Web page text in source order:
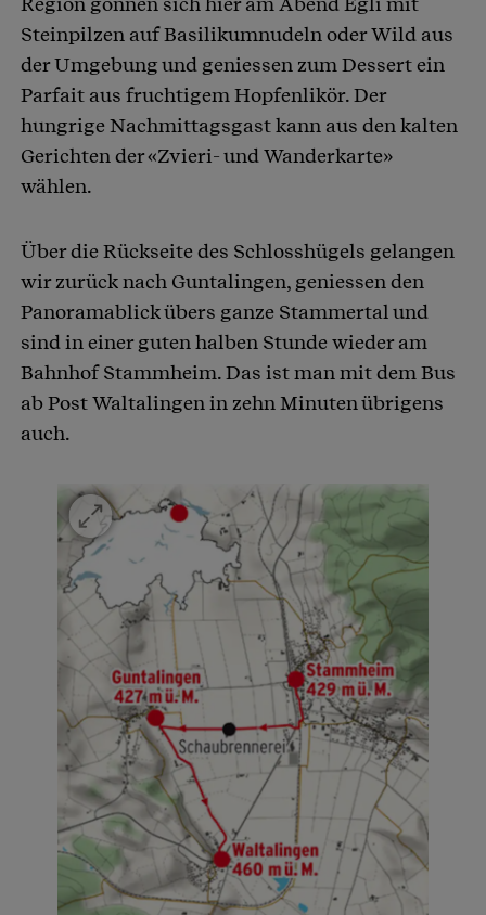
Steinpilzen auf Basilikumnudeln oder Wild aus
der Umgebung und geniessen zum Dessert ein
Parfait aus fruchtigem Hopfenlikör. Der
hungrige Nachmittagsgast kann aus den kalten
Gerichten der «Zvieri- und Wanderkarte»
wählen.
Über die Rückseite des Schlosshügels gelangen
wir zurück nach Guntalingen, geniessen den
Panoramablick übers ganze Stammertal und
sind in einer guten halben Stunde wieder am
Bahnhof Stammheim. Das ist man mit dem Bus
ab Post Waltalingen in zehn Minuten übrigens
auch.